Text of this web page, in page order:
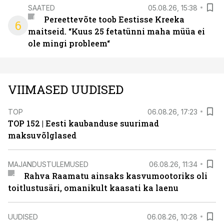
6
SAATED 05.08.26, 15:38
Pereettevõte toob Eestisse Kreeka
maitseid. “Kuus 25 fetatünni maha müüa ei
ole mingi probleem“
VIIMASED UUDISED
TOP 06.08.26, 17:23
TOP 152 | Eesti kaubanduse suurimad
maksuvõlglased
MAJANDUSTULEMUSED 06.08.26, 11:34
Rahva Raamatu ainsaks kasvumootoriks oli
toitlustusäri, omanikult kaasati ka laenu
UUDISED 06.08.26, 10:28